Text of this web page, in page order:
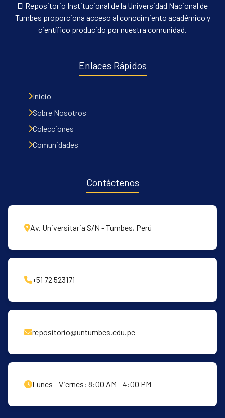
El Repositorio Institucional de la Universidad Nacional de
Tumbes proporciona acceso al conocimiento académico y
científico producido por nuestra comunidad.
Enlaces Rápidos
Inicio
Sobre Nosotros
Colecciones
Comunidades
Contáctenos
Av. Universitaria S/N - Tumbes, Perú
+51 72 523171
repositorio@untumbes.edu.pe
Lunes - Viernes: 8:00 AM - 4:00 PM